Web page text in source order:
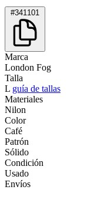
#341101
Marca
London Fog
Talla
L guía de tallas
Materiales
Nilon
Color
Café
Patrón
Sólido
Condición
Usado
Envíos